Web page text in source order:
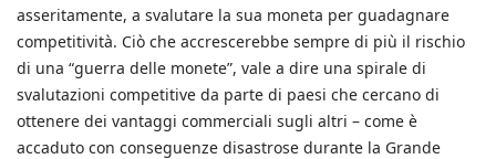
asseritamente, a svalutare la sua moneta per guadagnare
competitività. Ciò che accrescerebbe sempre di più il rischio
di una “guerra delle monete”, vale a dire una spirale di
svalutazioni competitive da parte di paesi che cercano di
ottenere dei vantaggi commerciali sugli altri – come è
accaduto con conseguenze disastrose durante la Grande